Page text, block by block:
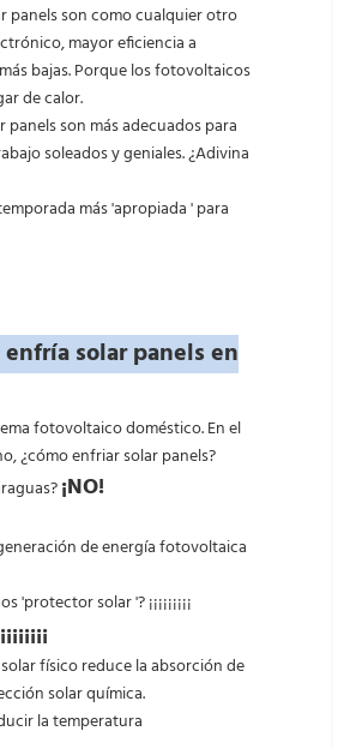
panels son como cualquier otro
mayor eficiencia a
bajas. Porque los fotovoltaicos
de calor.
panels son más adecuados para
soleados y geniales. ¿Adivina
más 'apropiada ' para
enfría solar panels en
fotovoltaico doméstico. En el
¿cómo enfriar solar panels?
¡NO!
de energía fotovoltaica
'protector solar '? ¡¡¡¡¡¡¡¡¡
físico reduce la absorción de
solar química.
la temperatura